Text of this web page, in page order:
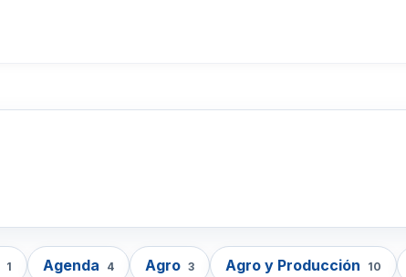
1 Agenda 4 Agro 3 Agro y Producción 10